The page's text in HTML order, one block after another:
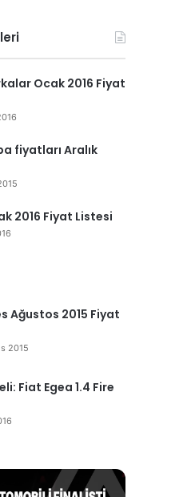
Ocak 2016 Fiyat
fiyatları Aralık
2016 Fiyat Listesi
Ağustos 2015 Fiyat
2015
Fiat Egea 1.4 Fire